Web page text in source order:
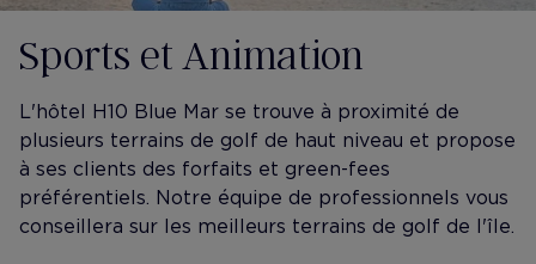
Sports et Animation
L'hôtel H10 Blue Mar se trouve à proximité de
plusieurs terrains de golf de haut niveau et propose
à ses clients des forfaits et green-fees
préférentiels. Notre équipe de professionnels vous
conseillera sur les meilleurs terrains de golf de l'île.